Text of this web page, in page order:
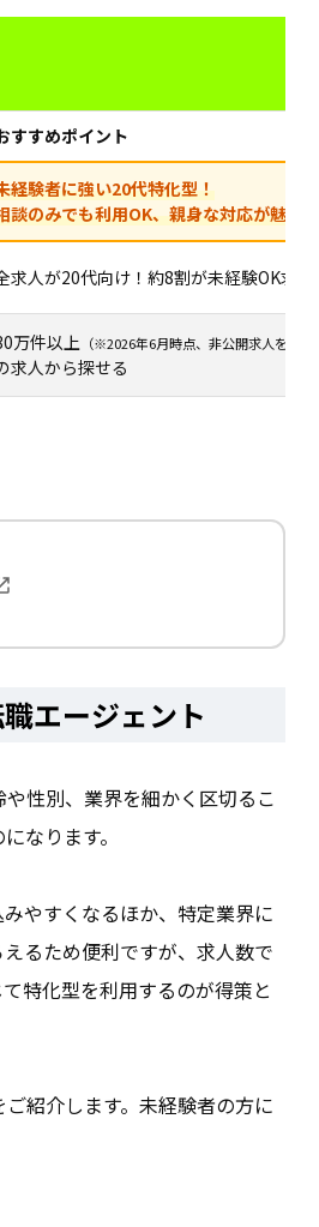
すすめポイント
経験者に強い20代特化型！
談のみでも利用OK、親身な対応が魅力
求人が20代向け！約8割が未経験OK求人
万件以上 （※2026年6月時点、非公開求人を含む）
求人から探せる
エージェント
性別、業界を細かく区切るこ
なります。
やすくなるほか、特定業界に
るため便利ですが、求人数で
特化型を利用するのが得策と
紹介します。未経験者の方に